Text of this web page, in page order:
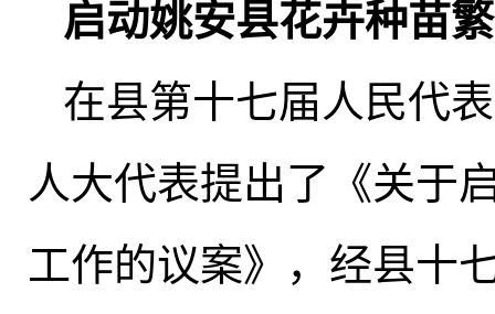
启动姚安县花卉种苗
在县第十七届人民代
人大代表提出了《关于
工作的议案》，经县十